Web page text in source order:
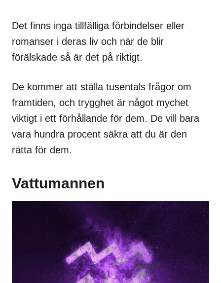
Det finns inga tillfälliga förbindelser eller
romanser i deras liv och när de blir
förälskade så är det på riktigt.
De kommer att ställa tusentals frågor om
framtiden, och trygghet är något mychet
viktigt i ett förhållande för dem. De vill bara
vara hundra procent säkra att du är den
rätta för dem.
Vattumannen